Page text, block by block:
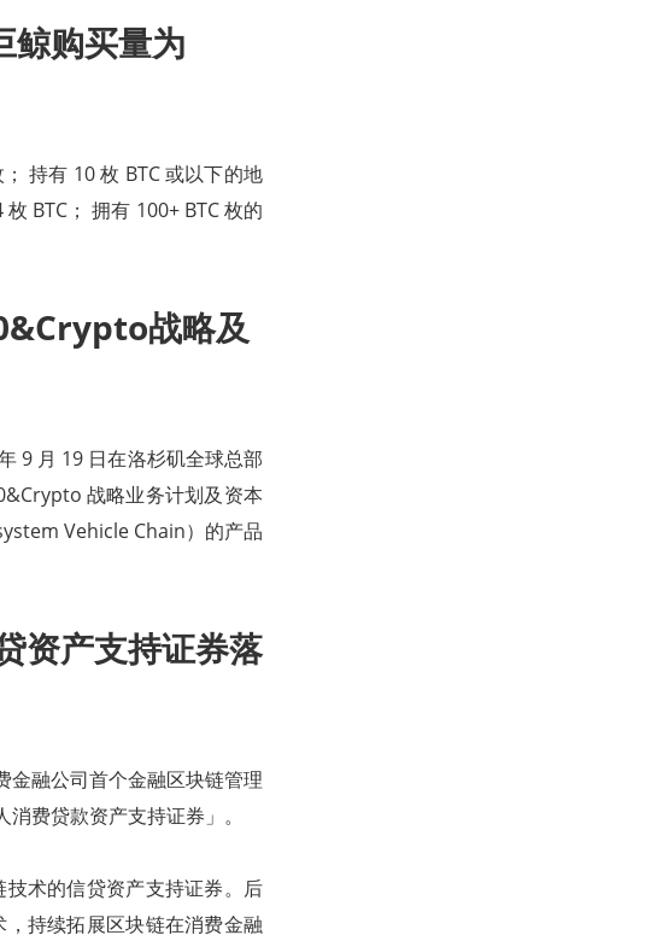
鲸购买量为
持有 10 枚 BTC 或以下的地
BTC； 拥有 100+ BTC 枚的
战略及
9 月 19 日在洛杉矶全球总部
战略业务计划及资本
Vehicle Chain）的产品
资产支持证券落
金融公司首个金融区块链管理
费贷款资产支持证券」。
术的信贷资产支持证券。后
持续拓展区块链在消费金融